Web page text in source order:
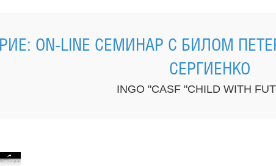
ON-LINE СЕМИНАР С БИЛОМ
СЕРГИЕНКО
INGO "CASF "CHILD WITH